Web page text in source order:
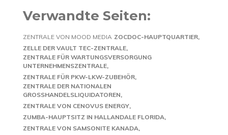
Verwandte Seiten:
ZENTRALE VON MOOD MEDIA ZOCDOC-HAUPTQUARTIER
ZELLE DER VAULT TEC-ZENTRALE
ZENTRALE FÜR WARTUNGSVERSORGUNG
UNTERNEHMENSZENTRALE
ZENTRALE FÜR PKW-LKW-ZUBEHÖR
ZENTRALE DER NATIONALEN
GROSSHANDELSLIQUIDATOREN
ZENTRALE VON CENOVUS ENERGY
ZUMBA-HAUPTSITZ IN HALLANDALE FLORIDA
ZENTRALE VON SAMSONITE KANADA